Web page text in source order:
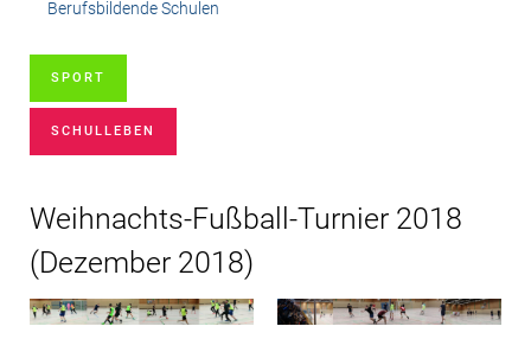
Berufsbildende Schulen
SPORT
SCHULLEBEN
Weihnachts-Fußball-Turnier 2018
(Dezember 2018)